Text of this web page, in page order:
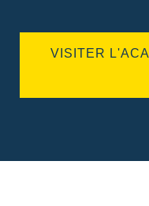
VISITER